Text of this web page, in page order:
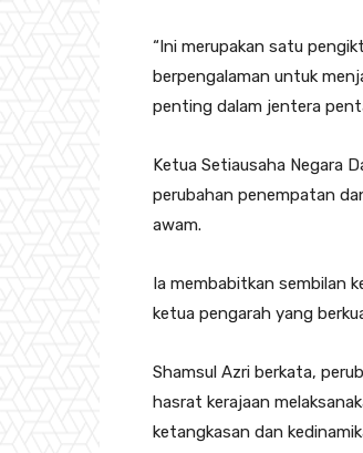
“Ini merupakan satu
berpengalaman untuk
penting dalam jentera
Ketua Setiausaha Negara
perubahan penempatan
awam.
Ia membabitkan sembilan
ketua pengarah yang
Shamsul Azri berkata,
hasrat kerajaan
ketangkasan dan